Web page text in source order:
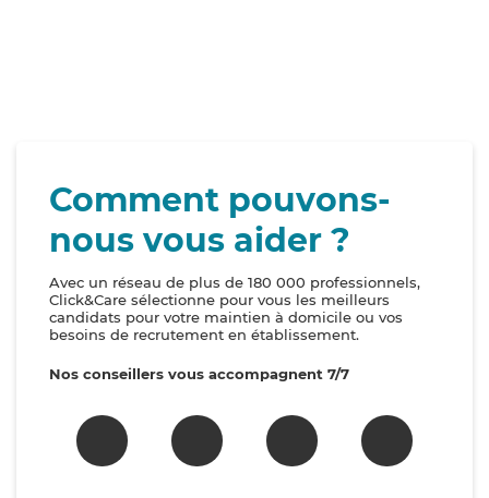
Comment pouvons-
nous vous aider ?
Avec un réseau de plus de 180 000 professionnels,
Click&Care sélectionne pour vous les meilleurs
candidats pour votre maintien à domicile ou vos
besoins de recrutement en établissement.
Nos conseillers vous accompagnent 7/7